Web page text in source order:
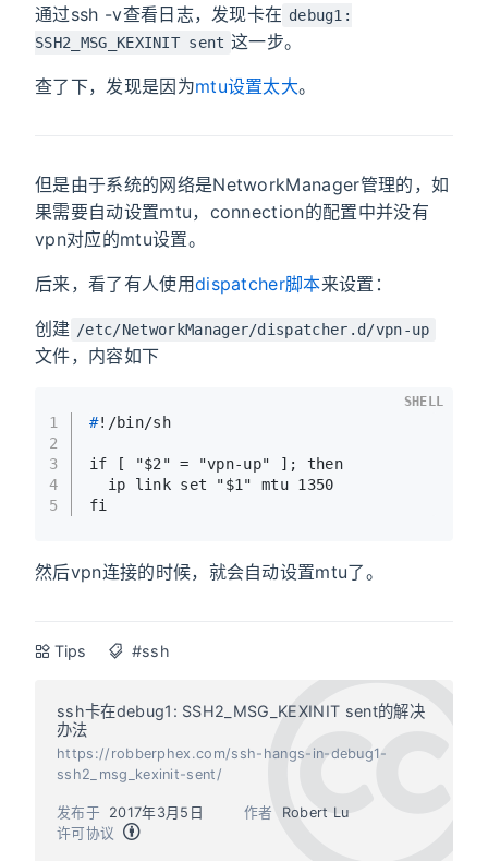
通过ssh -v查看日志，发现卡在 debug1:
SSH2_MSG_KEXINIT sent 这一步。
查了下，发现是因为mtu设置太大。
但是由于系统的网络是NetworkManager管理的，如
果需要自动设置mtu，connection的配置中并没有
vpn对应的mtu设置。
后来，看了有人使用dispatcher脚本来设置：
创建 /etc/NetworkManager/dispatcher.d/vpn-up
文件，内容如下
1
2
3
4
5
#!/bin/sh
if [ "$2" = "vpn-up" ]; then
  ip link set "$1" mtu 1350
fi
SHELL
然后vpn连接的时候，就会自动设置mtu了。
Tips #ssh
ssh卡在debug1: SSH2_MSG_KEXINIT sent的解决
办法
https://robberphex.com/ssh-hangs-in-debug1-
ssh2_msg_kexinit-sent/
作者 Robert Lu
发布于
2017年3月5日
许可协议